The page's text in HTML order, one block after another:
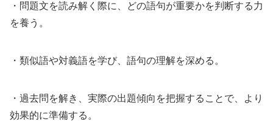
・問題文を読み解く際に、どの語句が重要かを判断する力
を養う。
・類似語や対義語を学び、語句の理解を深める。
・過去問を解き、実際の出題傾向を把握することで、より
効果的に準備する。